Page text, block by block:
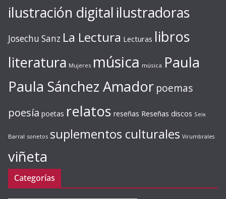
ilustración digital ilustradoras
Josechu Sanz La Lectura Lecturas libros
literatura Mujeres música música Paula
Paula Sánchez Amador poemas
poesía poetas relatos reseñas Reseñas discos Seix
Barral sonetos suplementos culturales Virumbrales
viñeta
Categorías